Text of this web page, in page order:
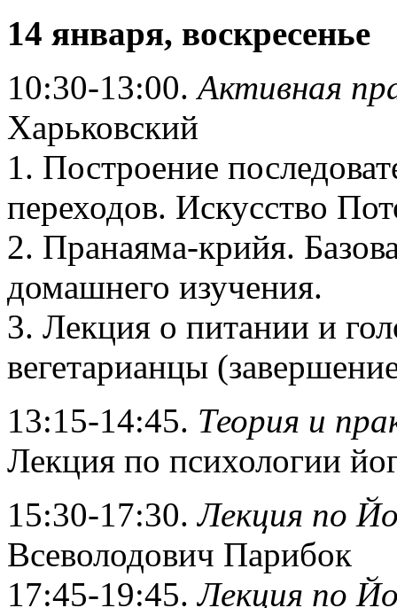
14 января, воскресенье
10:30-13:00.Активная
Харьковский
1. Построение
переходов. Искусство
2. Пранаяма-крийя.
домашнего изучения.
3. Лекция о питании и
вегетарианцы
13:15-14:45. Теория и
Лекция по психологии
15:30-17:30.Лекция по
Всеволодович Парибок
17:45-19:45.Лекция по